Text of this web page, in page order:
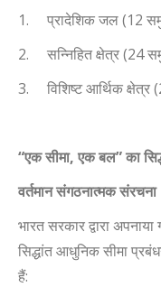
1.
प्रादेशिक जल (12
2.
सन्निहित क्षेत्र (24
3.
विशिष्ट आर्थिक क्षेत्र (
“एक सीमा, एक बल” का
वर्तमान संगठनात्मक संरचना
भारत सरकार द्वारा अपनाया
सिद्धांत आधुनिक सीमा
हैं: